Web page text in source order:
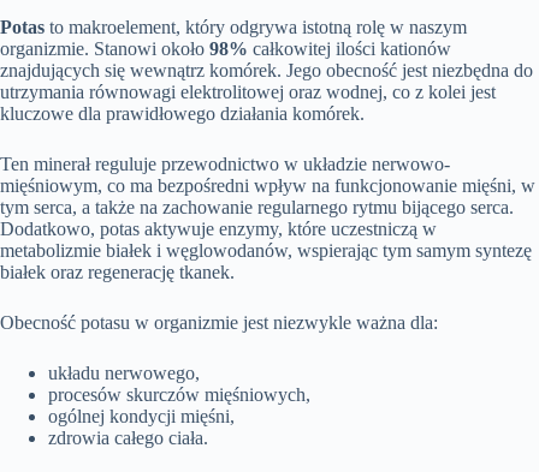
Potas to makroelement, który odgrywa istotną rolę w naszym
organizmie. Stanowi około 98% całkowitej ilości kationów
znajdujących się wewnątrz komórek. Jego obecność jest niezbędna do
utrzymania równowagi elektrolitowej oraz wodnej, co z kolei jest
kluczowe dla prawidłowego działania komórek.
Ten minerał reguluje przewodnictwo w układzie nerwowo-
mięśniowym, co ma bezpośredni wpływ na funkcjonowanie mięśni, w
tym serca, a także na zachowanie regularnego rytmu bijącego serca.
Dodatkowo, potas aktywuje enzymy, które uczestniczą w
metabolizmie białek i węglowodanów, wspierając tym samym syntezę
białek oraz regenerację tkanek.
Obecność potasu w organizmie jest niezwykle ważna dla:
układu nerwowego,
procesów skurczów mięśniowych,
ogólnej kondycji mięśni,
zdrowia całego ciała.